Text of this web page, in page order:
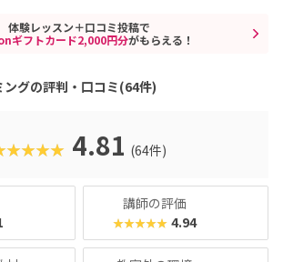
体験レッスン＋口コミ投稿で
ギフトカード2,000円分がもらえる！
グの評判・口コミ(64件)
4.81 (64件)
講師の評価
★★★★★ 4.94